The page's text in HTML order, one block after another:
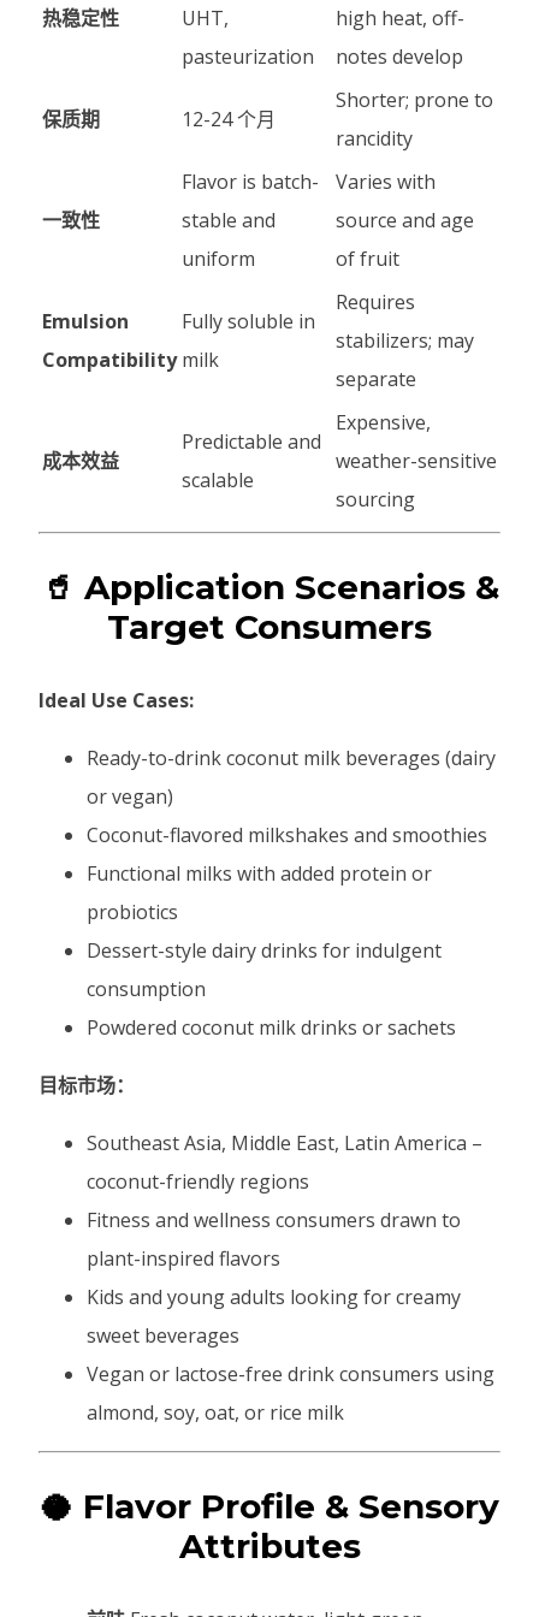
热稳定性
UHT,
pasteurization
high heat, off-
notes develop
保质期 12-24 个月
Shorter; prone to
rancidity
一致性
Flavor is batch-
stable and
uniform
Varies with
source and age
of fruit
Emulsion
Compatibility
Fully soluble in
milk
Requires
stabilizers; may
separate
成本效益
Predictable and
scalable
Expensive,
weather-sensitive
sourcing
🥤 Application Scenarios &
Target Consumers
Ideal Use Cases:
Ready-to-drink coconut milk beverages (dairy
or vegan)
Coconut-flavored milkshakes and smoothies
Functional milks with added protein or
probiotics
Dessert-style dairy drinks for indulgent
consumption
Powdered coconut milk drinks or sachets
目标市场：
Southeast Asia, Middle East, Latin America –
coconut-friendly regions
Fitness and wellness consumers drawn to
plant-inspired flavors
Kids and young adults looking for creamy
sweet beverages
Vegan or lactose-free drink consumers using
almond, soy, oat, or rice milk
🥥 Flavor Profile & Sensory
Attributes